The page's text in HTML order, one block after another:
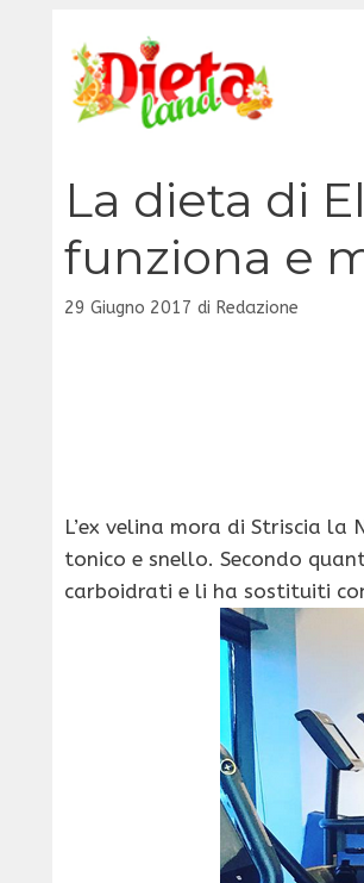
contenuto
La dieta di
funziona e
29 Giugno 2017 di Redazione
L’ex velina mora di Striscia la
tonico e snello. Secondo
carboidrati e li ha sostituiti